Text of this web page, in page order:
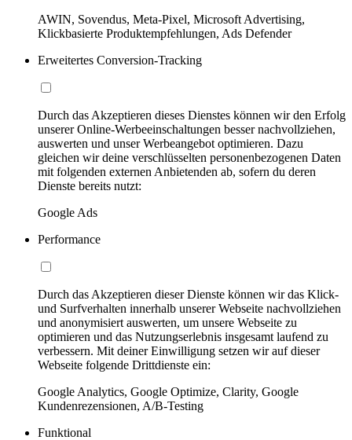
AWIN, Sovendus, Meta-Pixel, Microsoft Advertising,
Klickbasierte Produktempfehlungen, Ads Defender
Erweitertes Conversion-Tracking
Durch das Akzeptieren dieses Dienstes können wir den Erfolg
unserer Online-Werbeeinschaltungen besser nachvollziehen,
auswerten und unser Werbeangebot optimieren. Dazu
gleichen wir deine verschlüsselten personenbezogenen Daten
mit folgenden externen Anbietenden ab, sofern du deren
Dienste bereits nutzt:
Google Ads
Performance
Durch das Akzeptieren dieser Dienste können wir das Klick-
und Surfverhalten innerhalb unserer Webseite nachvollziehen
und anonymisiert auswerten, um unsere Webseite zu
optimieren und das Nutzungserlebnis insgesamt laufend zu
verbessern. Mit deiner Einwilligung setzen wir auf dieser
Webseite folgende Drittdienste ein:
Google Analytics, Google Optimize, Clarity, Google
Kundenrezensionen, A/B-Testing
Funktional